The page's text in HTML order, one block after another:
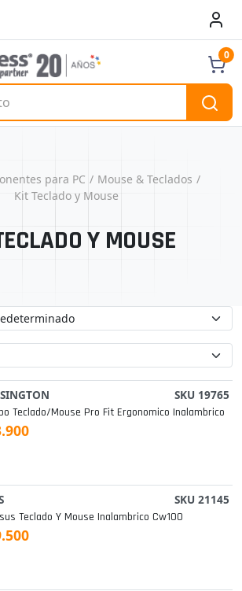
0
para PC
Mouse & Teclados
Kit Teclado y Mouse
Y MOUSE
SKU 19765
Teclado/mouse Pro Fit Ergonomico Inalambrico
SKU 21145
Teclado Y Mouse Inalambrico Cw100